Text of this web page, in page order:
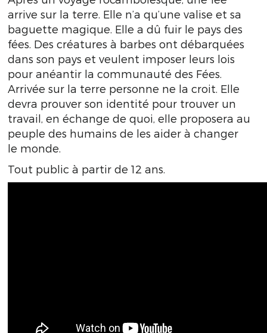
arrive sur la terre. Elle n’a qu’une valise et sa
baguette magique. Elle a dû fuir le pays des
fées. Des créatures à barbes ont débarquées
dans son pays et veulent imposer leurs lois
pour anéantir la communauté des Fées.
Arrivée sur la terre personne ne la croit. Elle
devra prouver son identité pour trouver un
travail, en échange de quoi, elle proposera au
peuple des humains de les aider à changer
le monde.
Tout public à partir de 12 ans.